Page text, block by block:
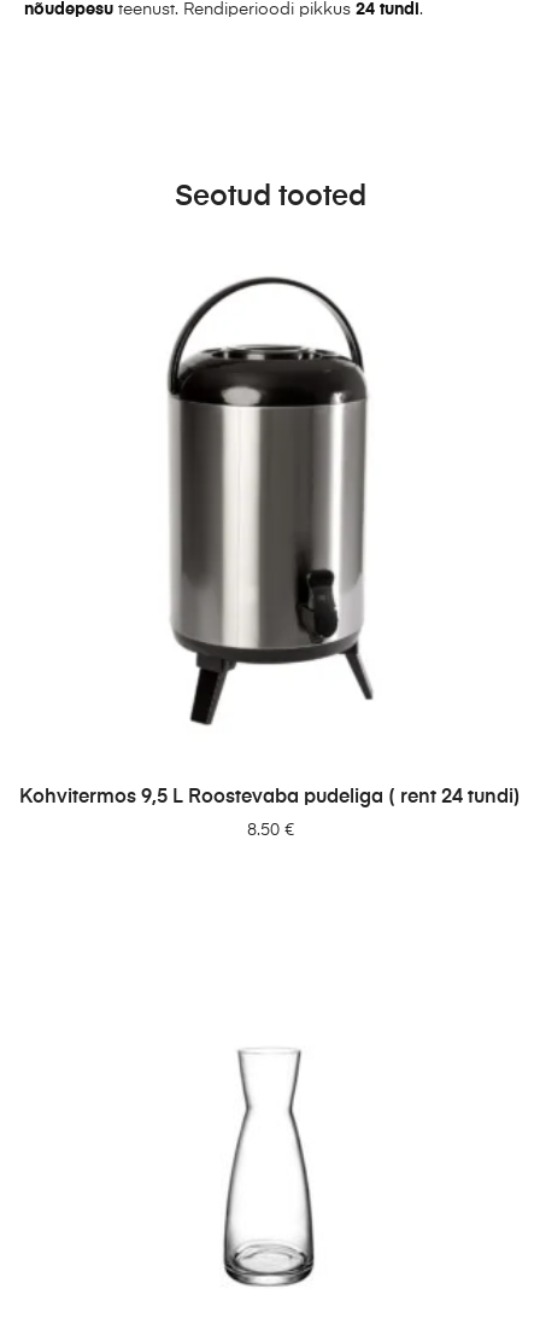
nõudepesu teenust. Rendiperioodi pikkus 24 tundi .
Seotud tooted
LISA PÄRINGUSSE
Kohvitermos 9,5 L Roostevaba pudeliga ( rent 24 tundi)
8.50 €